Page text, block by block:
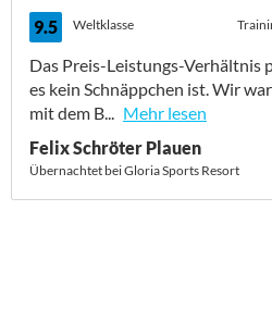
9.5 Weltklasse
Das Preis-Leistungs-Verhältnis
es kein Schnäppchen ist. Wir
mit dem B... Mehr lesen
Felix Schröter Plauen
Übernachtet bei Gloria Sports Resort